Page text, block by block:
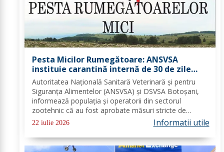
Pesta Micilor Rumegătoare: ANSVSA
instituie carantină internă de 30 de zile
pentru ovine și caprine
Autoritatea Națională Sanitară Veterinară și pentru
Siguranța Alimentelor (ANSVSA) și DSVSA Botoșani,
informează populația și operatorii din sectorul
zootehnic că au fost aprobate măsuri stricte de
urgență pe întreg teritoriul României. Decizia nr. 1,
emisă de Comitetul Național pentru Situații de...
22 iulie 2026 Informatii utile